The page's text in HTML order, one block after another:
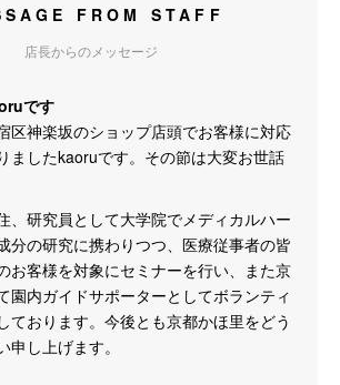
FROM STAFF
店長からのメッセージ
です
区神楽坂のショップ店頭でお客様に対応
ましたkaoruです。その節は大変お世話
、研究員として大学院でメディカルハー
分の研究に携わりつつ、医療従事者の皆
お客様を対象にセミナーを行い、また京
園内ガイドサポーターとしてボランティ
ております。今後とも京都かほ里をどう
申し上げます。